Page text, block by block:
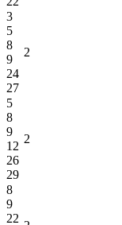
3
5
8
9
24
27
2
5
8
9
12
26
29
2
8
9
22